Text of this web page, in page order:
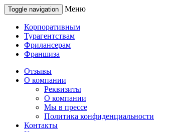
Toggle navigation Меню
Корпоративным
Турагентствам
Фрилансерам
Франшиза
Отзывы
О компании
Реквизиты
О компании
Мы в прессе
Политика конфиденциальности
Контакты